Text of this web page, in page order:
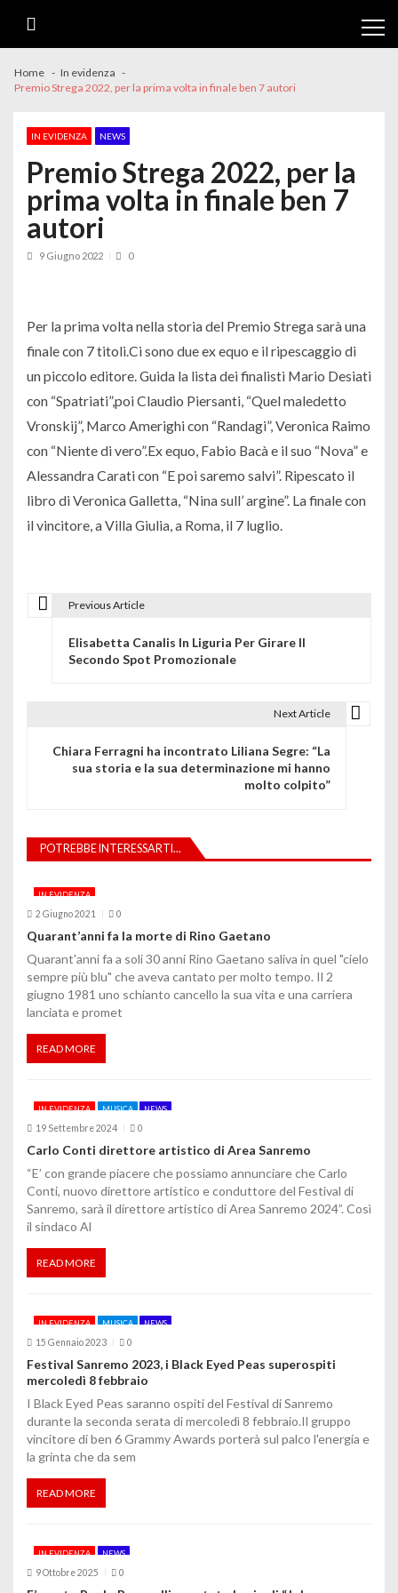
Home
In evidenza
Premio Strega 2022, per la prima volta in finale ben 7 autori
IN EVIDENZA NEWS
Premio Strega 2022, per la
prima volta in finale ben 7
autori
9 Giugno 2022 0
Per la prima volta nella storia del Premio Strega sarà una
finale con 7 titoli.Ci sono due ex equo e il ripescaggio di
un piccolo editore. Guida la lista dei finalisti Mario Desiati
con “Spatriati”,poi Claudio Piersanti, “Quel maledetto
Vronskij”, Marco Amerighi con “Randagi”, Veronica Raimo
con “Niente di vero”.Ex equo, Fabio Bacà e il suo “Nova” e
Alessandra Carati con “E poi saremo salvi”. Ripescato il
libro di Veronica Galletta, “Nina sull’ argine”. La finale con
il vincitore, a Villa Giulia, a Roma, il 7 luglio.
i
n
e
a
r
t
i
c
o
l
i
Previous Article
Elisabetta Canalis In Liguria Per Girare Il
Secondo Spot Promozionale
Next Article
Chiara Ferragni ha incontrato Liliana Segre: “La
sua storia e la sua determinazione mi hanno
molto colpito”
POTREBBE INTERESSARTI...
IN EVIDENZA
2 Giugno 2021 0
Quarant’anni fa la morte di Rino Gaetano
Quarant'anni fa a soli 30 anni Rino Gaetano saliva in quel "cielo
sempre più blu" che aveva cantato per molto tempo. Il 2
giugno 1981 uno schianto cancello la sua vita e una carriera
lanciata e promet
READ MORE
IN EVIDENZA MUSICA NEWS
19 Settembre 2024 0
Carlo Conti direttore artistico di Area Sanremo
“E’ con grande piacere che possiamo annunciare che Carlo
Conti, nuovo direttore artistico e conduttore del Festival di
Sanremo, sarà il direttore artistico di Area Sanremo 2024”. Così
il sindaco Al
READ MORE
IN EVIDENZA MUSICA NEWS
15 Gennaio 2023 0
Festival Sanremo 2023, i Black Eyed Peas superospiti
mercoledì 8 febbraio
I Black Eyed Peas saranno ospiti del Festival di Sanremo
durante la seconda serata di mercoledì 8 febbraio.Il gruppo
vincitore di ben 6 Grammy Awards porterà sul palco l'energia e
la grinta che da sem
READ MORE
IN EVIDENZA NEWS
9 Ottobre 2025 0